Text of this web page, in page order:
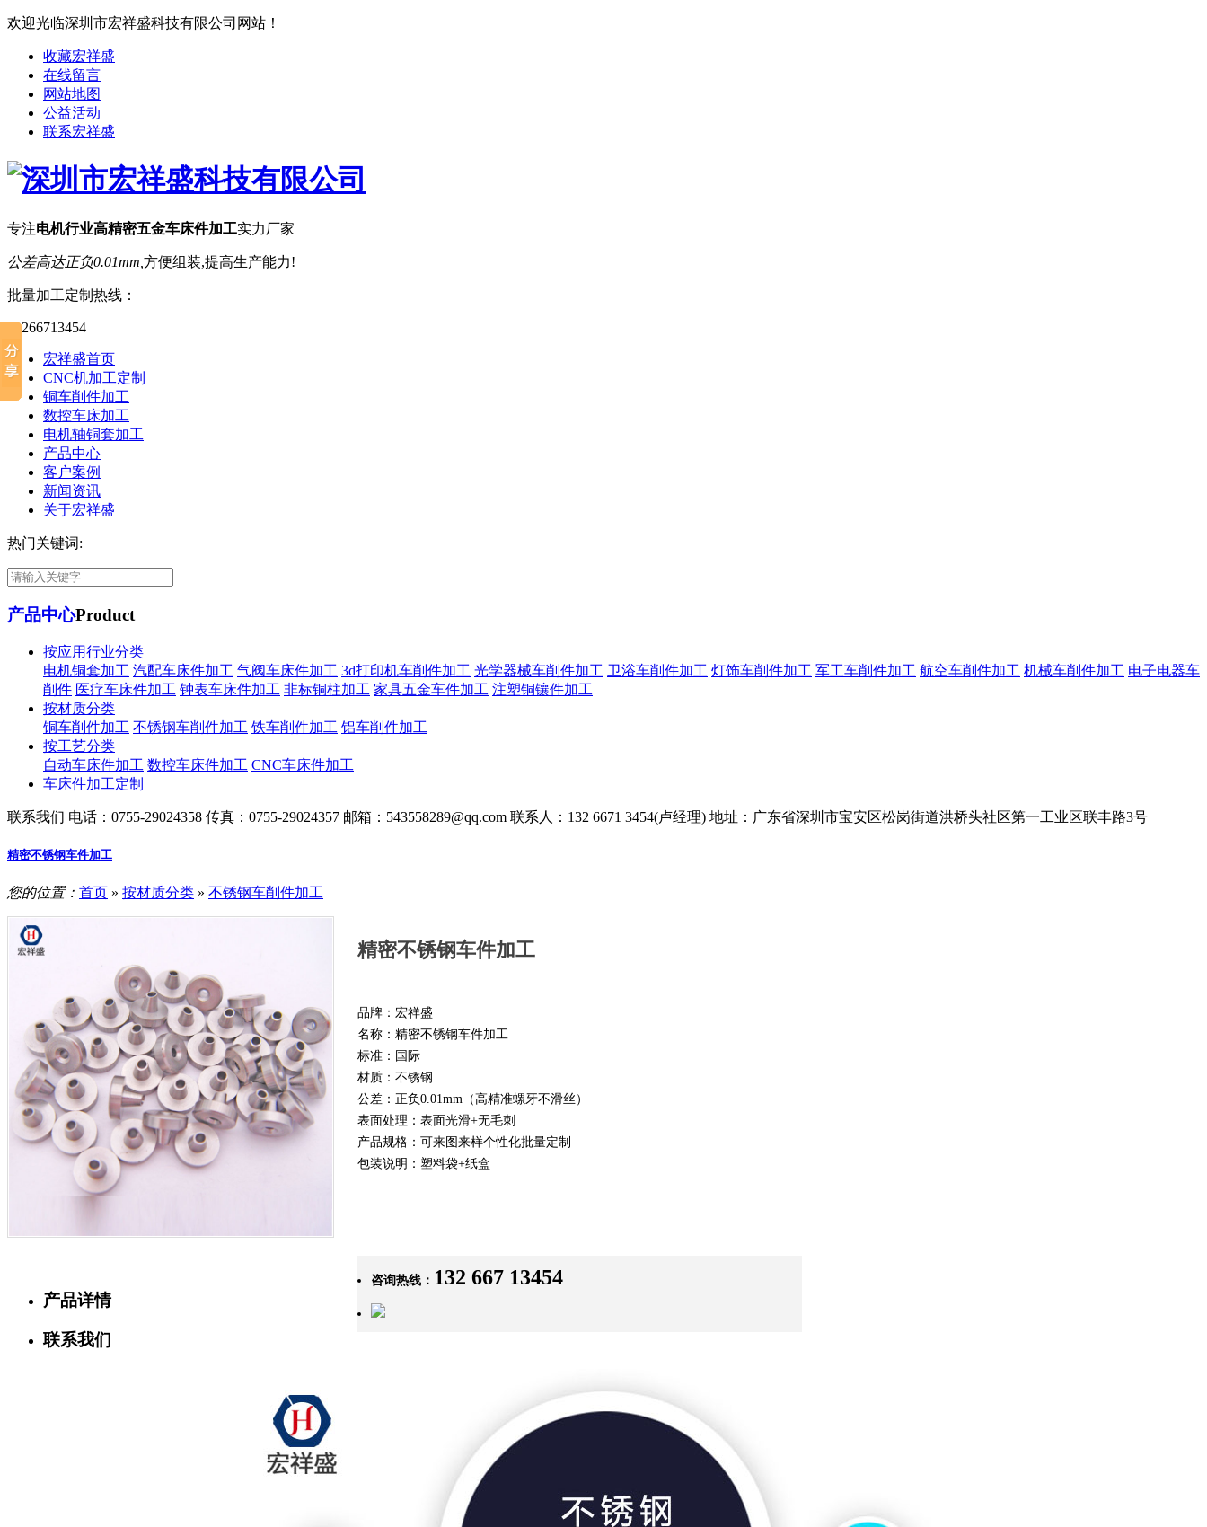
欢迎光临深圳市宏祥盛科技有限公司网站！
收藏宏祥盛
在线留言
网站地图
公益活动
联系宏祥盛
专注电机行业高精密五金车床件加工实力厂家
公差高达正负0.01mm, 方便组装,提高生产能力!
批量加工定制热线：
13266713454
宏祥盛首页
CNC机加工定制
铜车削件加工
数控车床加工
电机轴铜套加工
产品中心
客户案例
新闻资讯
关于宏祥盛
热门关键词:
产品中心Product
按应用行业分类
电机铜套加工 汽配车床件加工 气阀车床件加工 3d打印机车削件加工 光学器械车削件加工 卫浴车削件加工 灯饰车削件加工 军工车削件加工 航空车削件加工 机械车削件加工 电子电器车
削件 医疗车床件加工 钟表车床件加工 非标铜柱加工 家具五金车件加工 注塑铜镶件加工
按材质分类
铜车削件加工 不锈钢车削件加工 铁车削件加工 铝车削件加工
按工艺分类
自动车床件加工 数控车床件加工 CNC车床件加工
车床件加工定制
联系我们 电话：0755-29024358 传真：0755-29024357 邮箱：543558289@qq.com 联系人：132 6671 3454(卢经理) 地址：广东省深圳市宝安区松岗街道洪桥头社区第一工业区联丰路3号
精密不锈钢车件加工
您的位置： 首页 » 按材质分类 » 不锈钢车削件加工
精密不锈钢车件加工
品牌：宏祥盛
名称：精密不锈钢车件加工
标准：国际
材质：不锈钢
公差：正负0.01mm（高精准螺牙不滑丝）
表面处理：表面光滑+无毛刺
产品规格：可来图来样个性化批量定制
包装说明：塑料袋+纸盒
咨询热线： 132 667 13454
产品详情
联系我们